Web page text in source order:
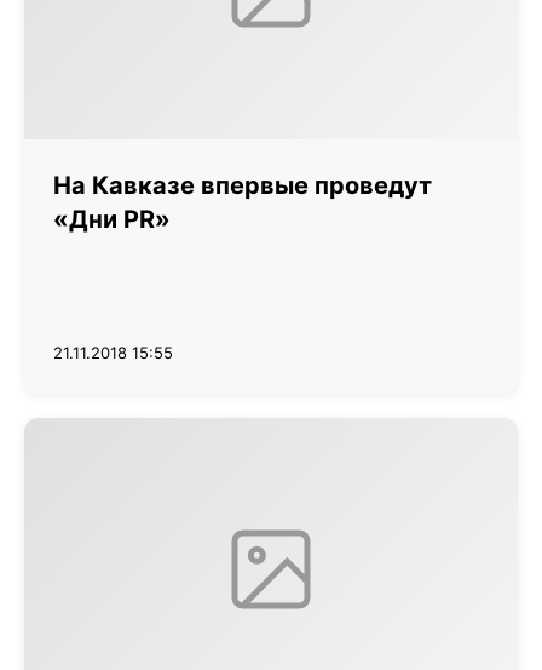
На Кавказе впервые проведут
«Дни PR»
21.11.2018 15:55